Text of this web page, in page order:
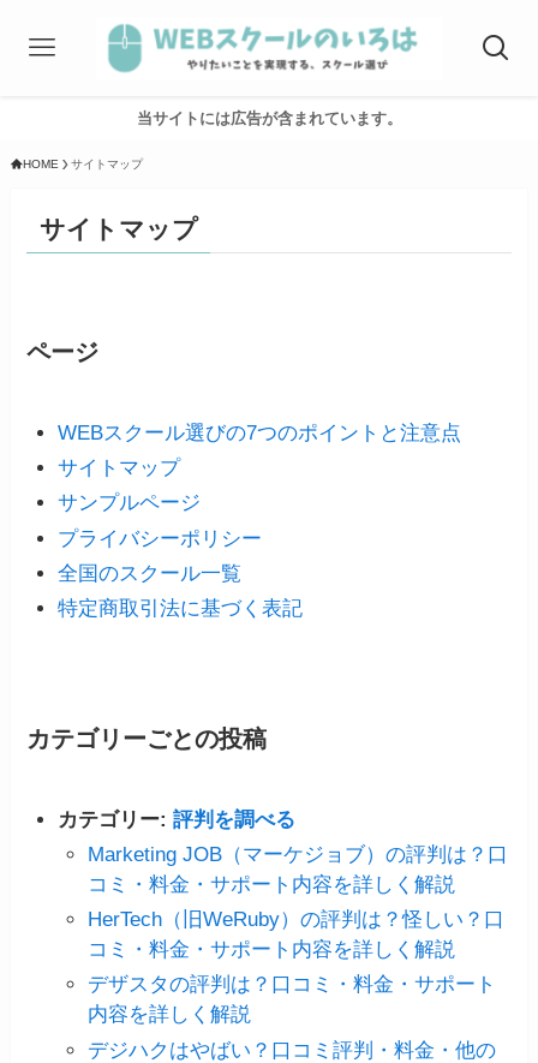
当サイトには広告が含まれています。
HOME サイトマップ
サイトマップ
ページ
WEBスクール選びの7つのポイントと注意点
サイトマップ
サンプルページ
プライバシーポリシー
全国のスクール一覧
特定商取引法に基づく表記
カテゴリーごとの投稿
カテゴリー: 評判を調べる
Marketing JOB（マーケジョブ）の評判は？口
コミ・料金・サポート内容を詳しく解説
HerTech（旧WeRuby）の評判は？怪しい？口
コミ・料金・サポート内容を詳しく解説
デザスタの評判は？口コミ・料金・サポート
内容を詳しく解説
デジハクはやばい？口コミ評判・料金・他の